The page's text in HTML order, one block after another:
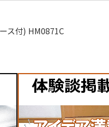
ス付) HM0871C